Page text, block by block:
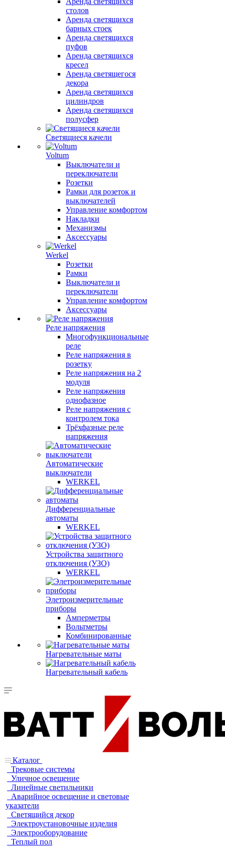
столов
Аренда светящихся
барных стоек
Аренда светящихся
пуфов
Аренда светящихся
кресел
Аренда светящегося
декора
Аренда светящихся
цилиндров
Аренда светящихся
полусфер
Светящиеся качели
Voltum
Выключатели и
переключатели
Розетки
Рамки для розеток и
выключателей
Управление комфортом
Накладки
Механизмы
Аксессуары
Werkel
Розетки
Рамки
Выключатели и
переключатели
Управление комфортом
Аксессуары
Реле напряжения
Многофункциональные
реле
Реле напряжения в
розетку
Реле напряжения на 2
модуля
Реле напряжения
однофазное
Реле напряжения с
контролем тока
Трёхфазные реле
напряжения
Автоматические
выключатели
WERKEL
Дифференциальные
автоматы
WERKEL
Устройства защитного
отключения (УЗО)
WERKEL
Элетроизмерительные
приборы
Амперметры
Вольтметры
Комбинированные
Нагревательные маты
Нагревательный кабель
Каталог
Трековые системы
Уличное освещение
Линейные светильники
Аварийное освещение и световые
указатели
Светящийся декор
Электроустановочные изделия
Электрооборудование
Теплый пол